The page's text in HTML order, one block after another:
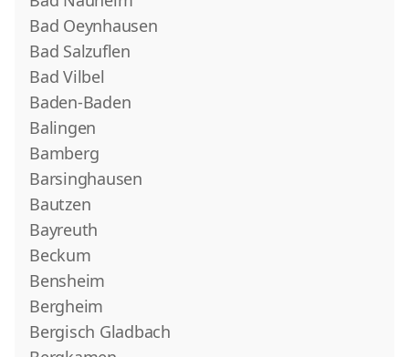
Bad Oeynhausen
Bad Salzuflen
Bad Vilbel
Baden-Baden
Balingen
Bamberg
Barsinghausen
Bautzen
Bayreuth
Beckum
Bensheim
Bergheim
Bergisch Gladbach